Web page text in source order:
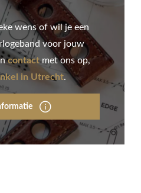
wens of wil je een
voor jouw
contactmet ons op,
in Utrecht.